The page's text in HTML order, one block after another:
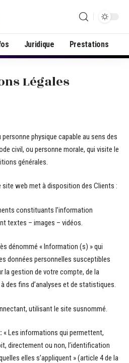
Juridique Prestations
Légales
physique capable au sens des
civil, ou personne morale, qui visite le
générales.
site web met à disposition des Clients :
constituants l’information
textes – images – vidéos.
dénommé « Information (s) » qui
données personnelles susceptibles
la gestion de votre compte, de la
des fins d’analyses et de statistiques.
utilisant le site susnommé.
« Les informations qui permettent,
directement ou non, l’identification
elles s’appliquent » (article 4 de la